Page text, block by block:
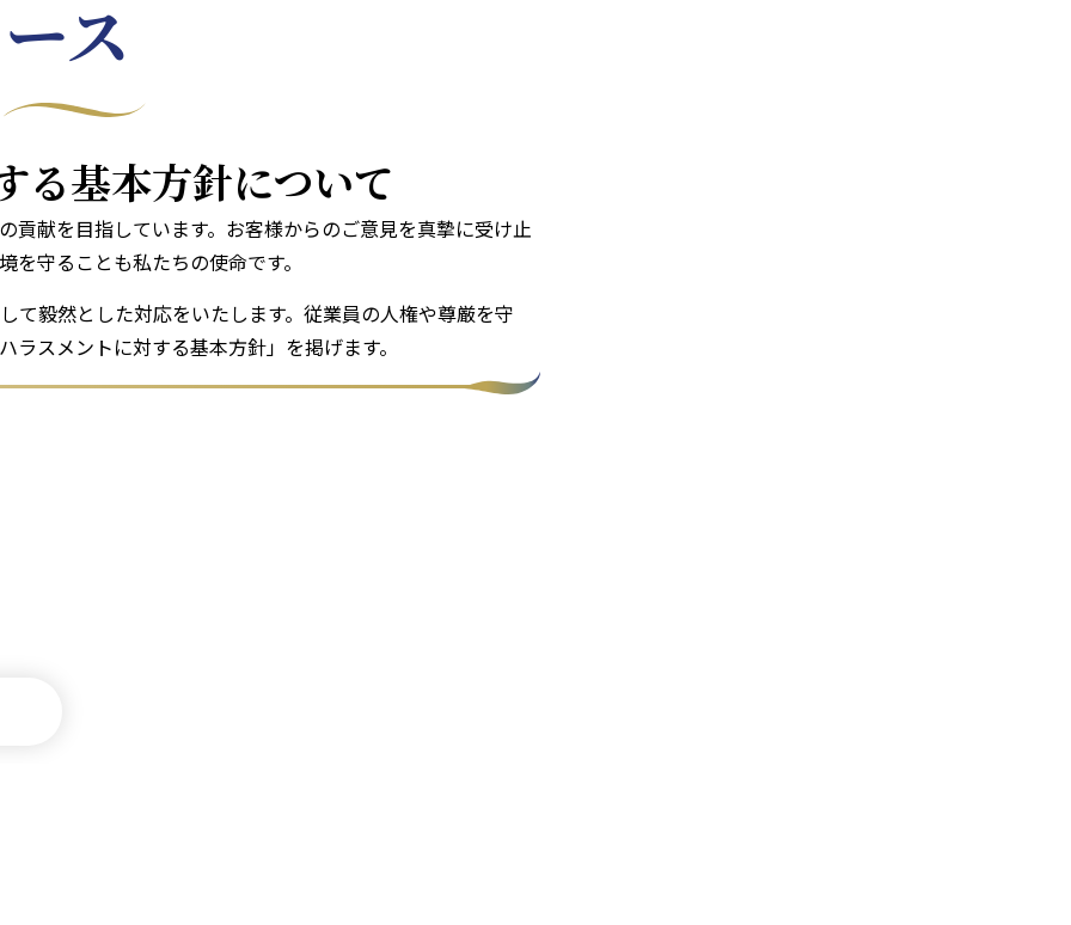
ス
る基本方針について
献を目指しています。お客様からのご意見を真摯に受け止
守ることも私たちの使命です。
て毅然とした対応をいたします。従業員の人権や尊厳を守
スメントに対する基本方針」を掲げます。